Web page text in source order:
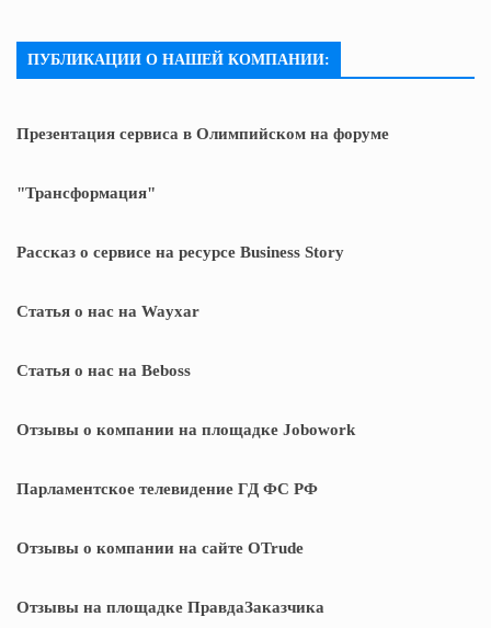
ПУБЛИКАЦИИ О НАШЕЙ КОМПАНИИ:
Презентация сервиса в Олимпийском на форуме
"Трансформация"
Рассказ о сервисе на ресурсе Business Story
Статья о нас на Wayxar
Статья о нас на Beboss
Отзывы о компании на площадке Jobowork
Парламентское телевидение ГД ФС РФ
Отзывы о компании на сайте OTrude
Отзывы на площадке ПравдаЗаказчика